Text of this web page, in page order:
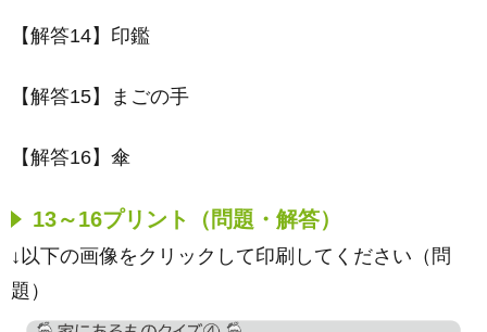
【解答14】印鑑
【解答15】まごの手
【解答16】傘
13～16プリント（問題・解答）
↓以下の画像をクリックして印刷してください（問
題）